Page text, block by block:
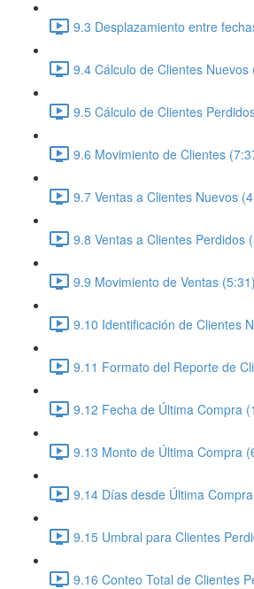
9.3 Desplazamiento entre
9.4 Cálculo de Clientes Nuevos
9.5 Cálculo de Clientes
9.6 Movimiento de Clientes
9.7 Ventas a Clientes Nuevos
9.8 Ventas a Clientes Perdidos
9.9 Movimiento de Ventas (5:31)
9.10 Identificación de Clientes
9.11 Formato del Reporte de
9.12 Fecha de Última Compra
9.13 Monto de Última Compra
9.14 Días desde Última
9.15 Umbral para Clientes
9.16 Conteo Total de Clientes